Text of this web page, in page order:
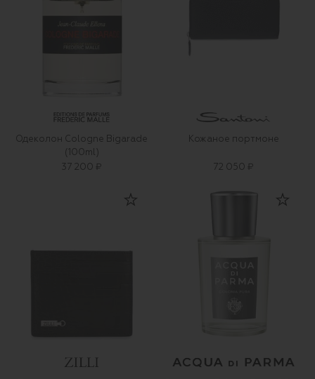
Одеколон Cologne Bigarade
(100ml)
37 200 ₽
Кожаное портмоне
72 050 ₽